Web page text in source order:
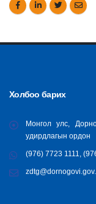
Холбоо барих
Монгол улс,
удирдлагын ордон
(976) 7723 1111,